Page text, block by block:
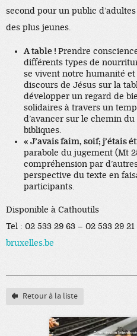
second pour un public
des plus jeunes.
A table ! Prendre
différents types de
se vivent notre humanité et
discours de Jésus sur la
développer un regard de
solidaires à travers un
d’avancer sur le chemin
bibliques.
« J’avais faim, soif; j’étais
parabole du jugement (Mt
compréhension par
perspective du texte en
participants.
Disponible à Cathoutils
Tel : 02 533 29 63 – 02 533 29 21
bruxelles.be
Retour à la liste